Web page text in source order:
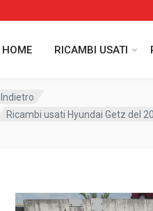
HOME RICAMBI USATI
Indietro
Ricambi usati Hyundai Getz del